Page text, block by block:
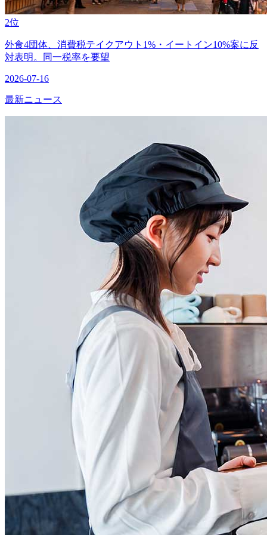
2位
外食4団体、消費税テイクアウト1%・イートイン10%案に反
対表明。同一税率を要望
2026-07-16
最新ニュース